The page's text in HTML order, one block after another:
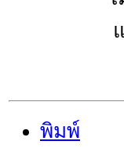
แค่ รู้เรื่
18
พิมพ์